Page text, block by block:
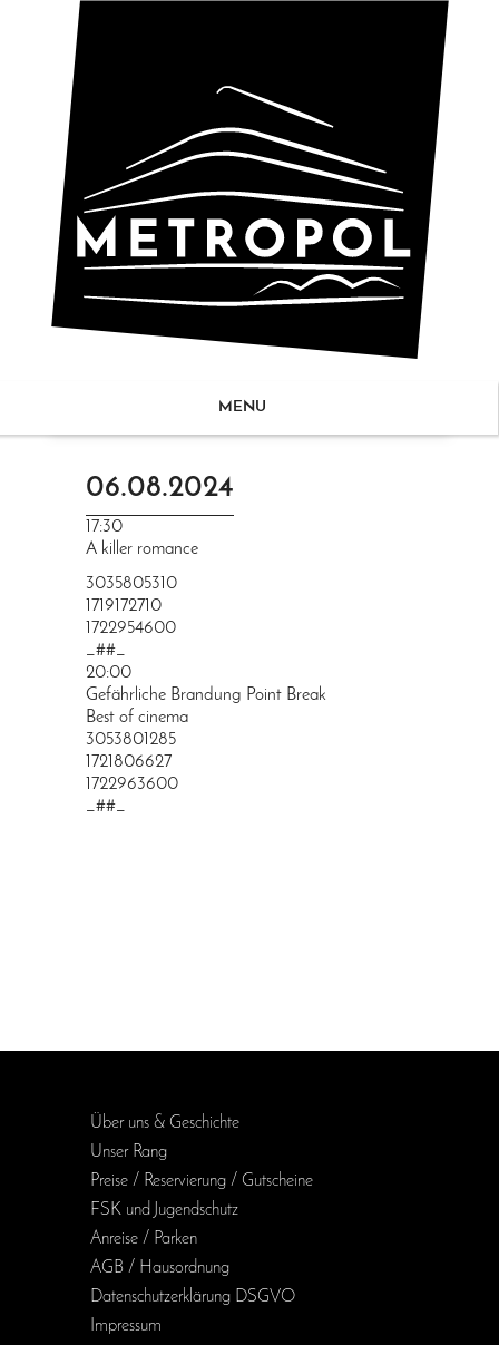
MENU
06.08.2024
17:30
A killer romance
3035805310
1719172710
1722954600
_##_
20:00
Gefährliche Brandung Point Break
Best of cinema
3053801285
1721806627
1722963600
_##_
Über uns & Geschichte
Unser Rang
Preise / Reservierung / Gutscheine
FSK und Jugendschutz
Anreise / Parken
AGB / Haus­ordnung
Daten­schutz­erklärung DSGVO
Impressum